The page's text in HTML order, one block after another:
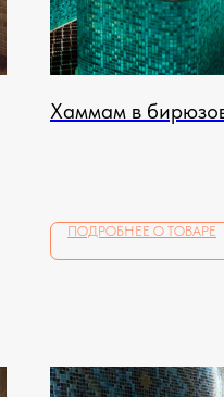
Хаммам в
ПОДРОБНЕЕ О ТОВАРЕ